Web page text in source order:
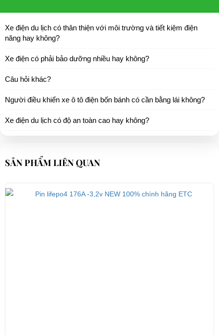
Xe điện du lịch có thân thiện với môi trường và tiết kiệm điện
năng hay không?
Xe điện có phải bảo dưỡng nhiều hay không?
Câu hỏi khác?
Người điều khiển xe ô tô điện bốn bánh có cần bằng lái không?
Xe điện du lịch có độ an toàn cao hay không?
SẢN PHẨM LIÊN QUAN